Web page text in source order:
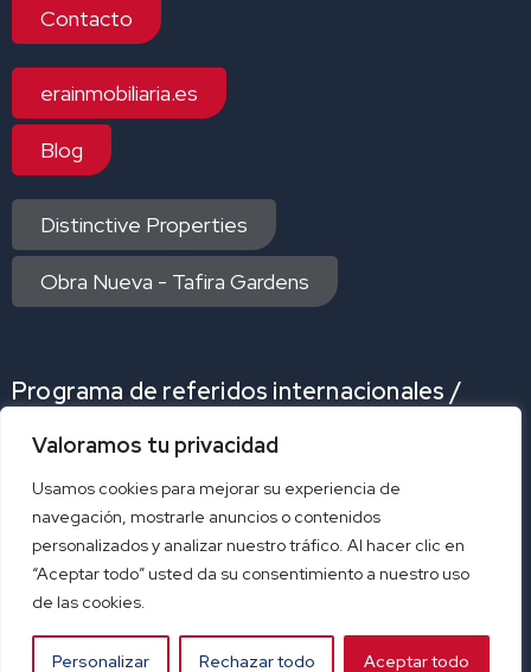
Valoramos tu privacidad
Usamos cookies para mejorar su experiencia de
navegación, mostrarle anuncios o contenidos
personalizados y analizar nuestro tráfico. Al hacer clic en
“Aceptar todo” usted da su consentimiento a nuestro uso
de las cookies.
Personalizar Rechazar todo Aceptar todo
Contacto
erainmobiliaria.es
Blog
Distinctive Properties
Obra Nueva - Tafira Gardens
Programa de referidos internacionales /
Internacional Referrals Program
Programa de referidos Program referral
Acceso exclusivo afiliados